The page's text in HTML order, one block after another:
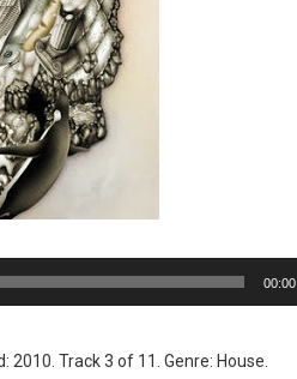
00:00
2010. Track 3 of 11. Genre: House.